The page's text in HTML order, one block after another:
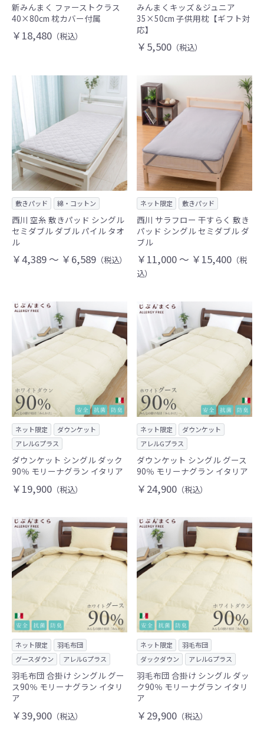
新みんまく ファーストクラス
40×80cm 枕カバー付属
￥18,480 （税込）
みんまくキッズ＆ジュニア
35×50cm 子供用枕【ギフト対
応】
￥5,500 （税込）
敷きパッド 綿・コットン
西川 空糸 敷きパッド シングル
セミダブル ダブル パイル タオ
ル
￥4,389 ～ ￥6,589 （税込）
ネット限定 敷きパッド
西川 サラフロー 干すらく 敷き
パッド シングル セミダブル ダ
ブル
￥11,000 ～ ￥15,400 （税
込）
ネット限定
ダウンケット
アレルGプラス
ダウンケット シングル ダック
90％ モリーナグラン イタリア
￥19,900 （税込）
ネット限定
ダウンケット
アレルGプラス
ダウンケット シングル グース
90％ モリーナグラン イタリア
￥24,900 （税込）
ネット限定
羽毛布団
グースダウン
アレルGプラス
羽毛布団 合掛け シングル グー
ス90％ モリーナグラン イタリ
ア
￥39,900 （税込）
ネット限定
羽毛布団
ダックダウン
アレルGプラス
羽毛布団 合掛け シングル ダッ
ク90％ モリーナグラン イタリ
ア
￥29,900 （税込）